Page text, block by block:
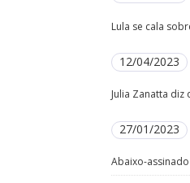
Lula se cala
12/04/2023
Julia Zanatta
27/01/2023
Abaixo-